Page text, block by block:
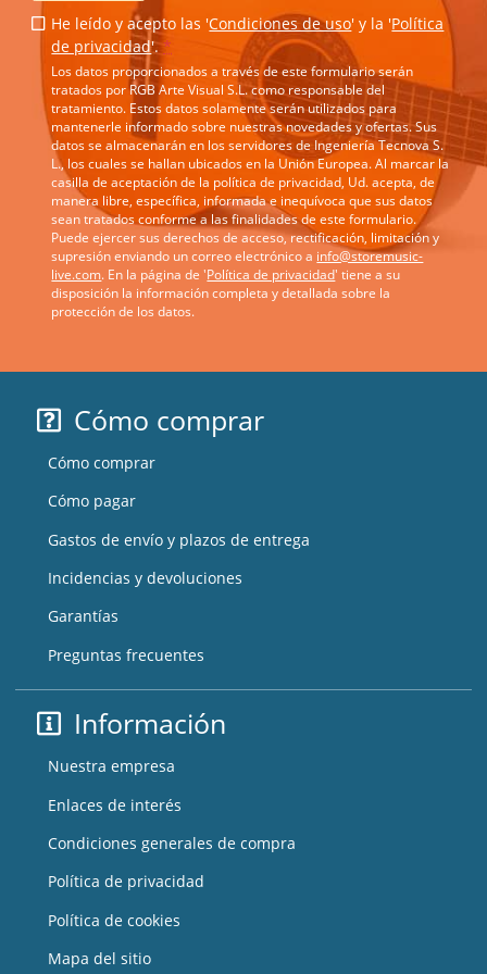
He leído y acepto las 'Condiciones de uso' y la 'Política
de privacidad'. *
Los datos proporcionados a través de este formulario serán
tratados por RGB Arte Visual S.L. como responsable del
tratamiento. Estos datos solamente serán utilizados para
mantenerle informado sobre nuestras novedades y ofertas. Sus
datos se almacenarán en los servidores de Ingeniería Tecnova S.
L., los cuales se hallan ubicados en la Unión Europea. Al marcar la
casilla de aceptación de la política de privacidad, Ud. acepta, de
manera libre, específica, informada e inequívoca que sus datos
sean tratados conforme a las finalidades de este formulario.
Puede ejercer sus derechos de acceso, rectificación, limitación y
supresión enviando un correo electrónico a info@storemusic-
live.com. En la página de 'Política de privacidad' tiene a su
disposición la información completa y detallada sobre la
protección de los datos.
Cómo comprar
Cómo comprar
Cómo pagar
Gastos de envío y plazos de entrega
Incidencias y devoluciones
Garantías
Preguntas frecuentes
Información
Nuestra empresa
Enlaces de interés
Condiciones generales de compra
Política de privacidad
Política de cookies
Mapa del sitio